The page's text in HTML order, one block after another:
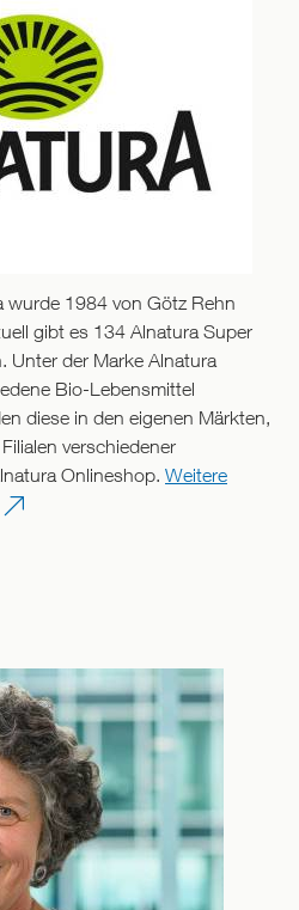
wurde 1984 von Götz Rehn
gibt es 134 Alnatura Super
Unter der Marke Alnatura
Bio-Lebensmittel
diese in den eigenen Märkten,
verschiedener
Onlineshop. Weitere